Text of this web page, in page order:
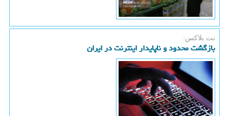
نت بلاكس:
بازگشت محدود و ناپایدار اینترنت در ایران